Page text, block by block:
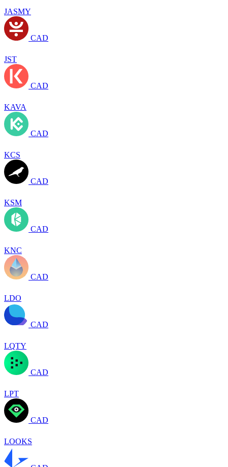
JASMY
CAD
JST
CAD
KAVA
CAD
KCS
CAD
KSM
CAD
KNC
CAD
LDO
CAD
LQTY
CAD
LPT
CAD
LOOKS